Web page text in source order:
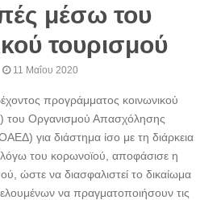
μέσω του
τουρισμού
11 Μαΐου 2020
προγράμματος κοινωνικού
του Οργανισμού Απασχόλησης
για διάστημα ίσο με τη διάρκεια
του κορωνοϊού, αποφάσισε η
ώστε να διασφαλιστεί το δικαίωμα
να πραγματοποιήσουν τις